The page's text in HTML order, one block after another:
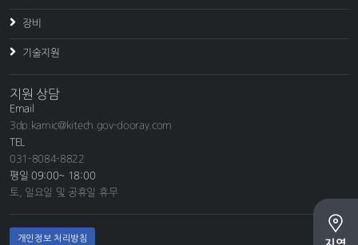
장비
기술지원
지원 상담
Email
3dp.kamic@kitech.gov-dooray.com
TEL
031-8084-8822
평일 09:00~ 18:00
토, 일요일 및 공휴일 휴무
개인정보 처리방침